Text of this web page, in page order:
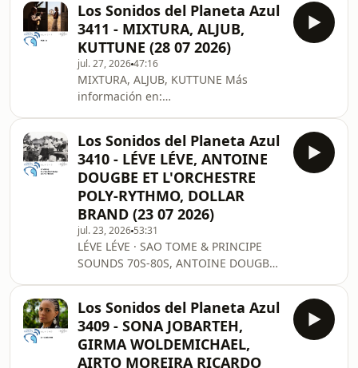
VIEIRA & FRED MARTINS,
CANZONIERE GRECANICO
SALENTINO, DAUGHTS OF DONBAS,
TAMIKREST, THE KLEZMATICS, MAH
DAMBA En la última edición de la
temporada reunimos los discos que
han ocupado el primer puesto en la
‘Lista Europea de Ritmos Étnicos’ en
los pasados meses, son una decena
Los Sonidos del Planeta Azul
3411 - MIXTURA, ALJUB,
KUTTUNE (28 07 2026)
jul. 27, 202647:16
MIXTURA, ALJUB, KUTTUNE Más
información en:
Los Sonidos del Planeta Azul
3410 - LÉVE LÉVE, ANTOINE
DOUGBE ET L'ORCHESTRE
POLY-RYTHMO, DOLLAR
BRAND (23 07 2026)
jul. 23, 2026 53:31
LÉVE LÉVE · SAO TOME & PRINCIPE
SOUNDS 70S-80S, ANTOINE DOUGBE
CHERRY/CARLOS WARD Más
información en:
https://www.lossonidosdelplanetaazul.com/
Los Sonidos del Planeta Azul
3409 - SONA JOBARTEH,
GIRMA WOLDEMICHAEL,
AIRTO MOREIRA RICARDO